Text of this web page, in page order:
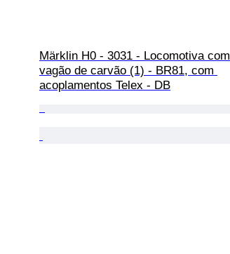
Märklin H0 - 3031 - Locomotiva com
vagão de carvão (1) - BR81, com
acoplamentos Telex - DB